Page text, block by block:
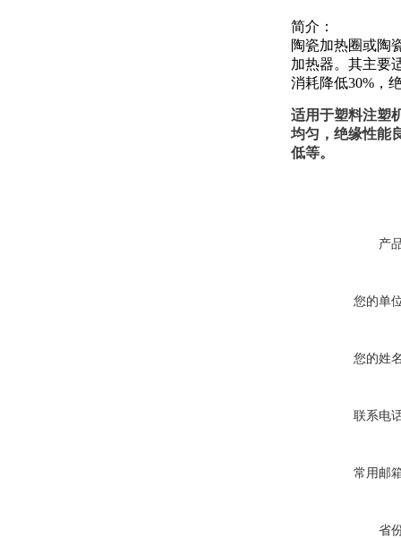
简介：
陶瓷加热圈或陶
加热器。 其主要
消耗降低30%，
适用于塑料注塑
均匀，绝缘性能
低等。
产
您的单
您的姓
联系电
常用邮
省